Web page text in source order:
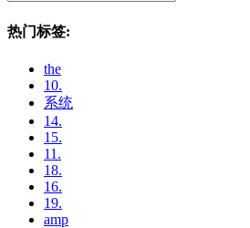
热门标签:
the
10.
系统
14.
15.
11.
18.
16.
19.
amp